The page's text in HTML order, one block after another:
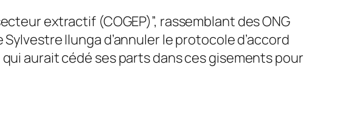
extractif (COGEP)”, rassemblant des ONG
Ilunga d’annuler le protocole d’accord
aurait cédé ses parts dans ces gisements pour